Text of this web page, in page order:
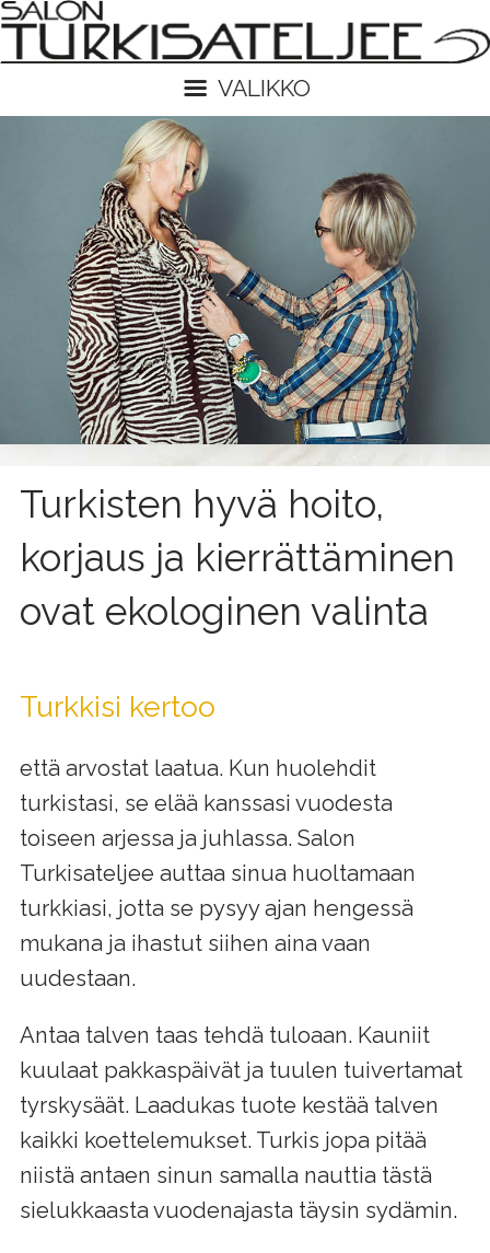
VALIKKO
Turkisten hyvä hoito,
korjaus ja kierrättäminen
ovat ekologinen valinta
Turkkisi kertoo
että arvostat laatua. Kun huolehdit
turkistasi, se elää kanssasi vuodesta
toiseen arjessa ja juhlassa. Salon
Turkisateljee auttaa sinua huoltamaan
turkkiasi, jotta se pysyy ajan hengessä
mukana ja ihastut siihen aina vaan
uudestaan.
Antaa talven taas tehdä tuloaan. Kauniit
kuulaat pakkaspäivät ja tuulen tuivertamat
tyrskysäät. Laadukas tuote kestää talven
kaikki koettelemukset. Turkis jopa pitää
niistä antaen sinun samalla nauttia tästä
sielukkaasta vuodenajasta täysin sydämin.